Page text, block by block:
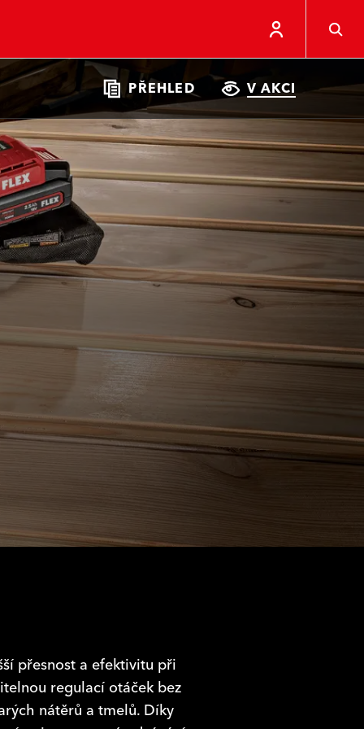
PŘEHLED V AKCI
přesnost a efektivitu při
regulací otáček bez
nátěrů a tmelů. Díky